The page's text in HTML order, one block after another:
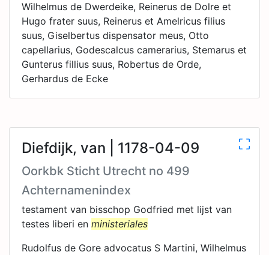
Wilhelmus de Dwerdeike, Reinerus de Dolre et
Hugo frater suus, Reinerus et Amelricus filius
suus, Giselbertus dispensator meus, Otto
capellarius, Godescalcus camerarius, Stemarus et
Gunterus fillius suus, Robertus de Orde,
Gerhardus de Ecke
Diefdijk, van | 1178-04-09
Oorkbk Sticht Utrecht no 499
Achternamenindex
testament van bisschop Godfried met lijst van
testes liberi en ministeriales
Rudolfus de Gore advocatus S Martini, Wilhelmus